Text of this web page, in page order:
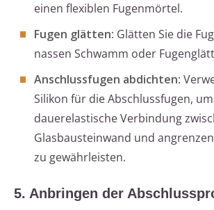
einen flexiblen Fugenmörtel.
Fugen glätten: Glätten Sie die
nassen Schwamm oder
Anschlussfugen abdichten:
Silikon für die Abschlussfugen,
dauerelastische Verbindung
Glasbausteinwand und
zu gewährleisten.
5. Anbringen der